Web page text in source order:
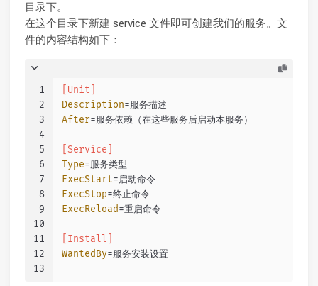
目录下。
在这个目录下新建 service 文件即可创建我们的服务。文
件的内容结构如下：
1
2
3
4
5
6
7
8
9
10
11
12
13
[Unit]
Description=服务描述
After=服务依赖（在这些服务后启动本服务）
[Service]
Type=服务类型
ExecStart=启动命令
ExecStop=终止命令
ExecReload=重启命令
[Install]
WantedBy=服务安装设置